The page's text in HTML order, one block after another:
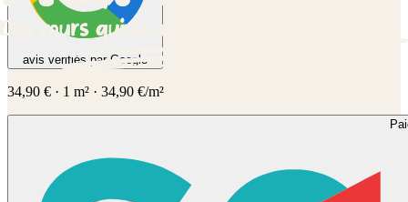
avis vérifiés par Google
34,90 € · 1 m² · 34,90 €/m²